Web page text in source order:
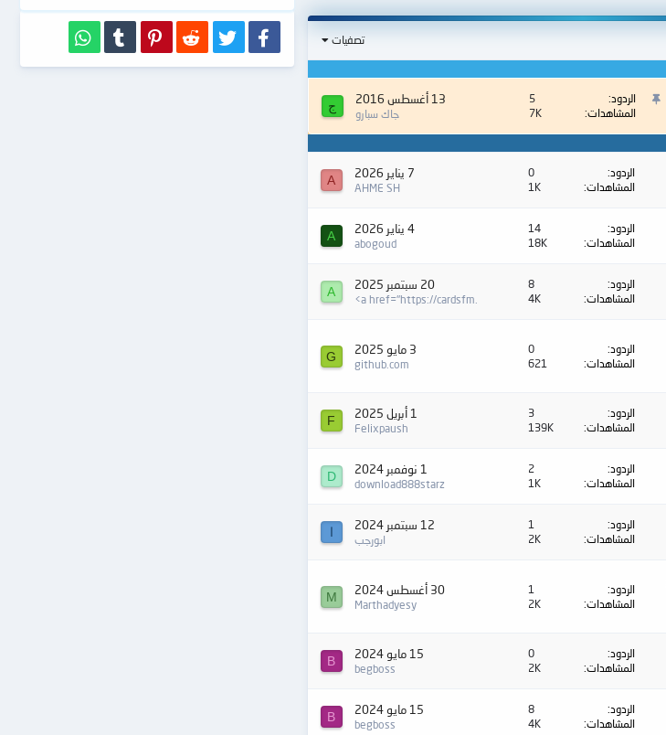
تصفيات
م
م
الردود
5
المشاهدات
7K
13 أغسطس 2016
جاك سبارو
ج
الردود
0
المشاهدات
1K
7 يناير 2026
AHME SH
A
الردود
14
المشاهدات
18K
4 يناير 2026
abogoud
A
الردود
8
المشاهدات
4K
20 سبتمبر 2025
<a href="https://cardsfm.
A
الردود
0
المشاهدات
621
3 مايو 2025
github.com
G
الردود
3
المشاهدات
139K
1 أبريل 2025
Felixpaush
F
الردود
2
المشاهدات
1K
1 نوفمبر 2024
download888starz
D
الردود
1
المشاهدات
2K
12 سبتمبر 2024
ابورجب
ا
الردود
1
المشاهدات
2K
30 أغسطس 2024
Marthadyesy
M
الردود
0
المشاهدات
2K
15 مايو 2024
begboss
B
الردود
8
المشاهدات
4K
15 مايو 2024
begboss
B
فيسبوك تويتر Reddit
Pinterest
Tumblr